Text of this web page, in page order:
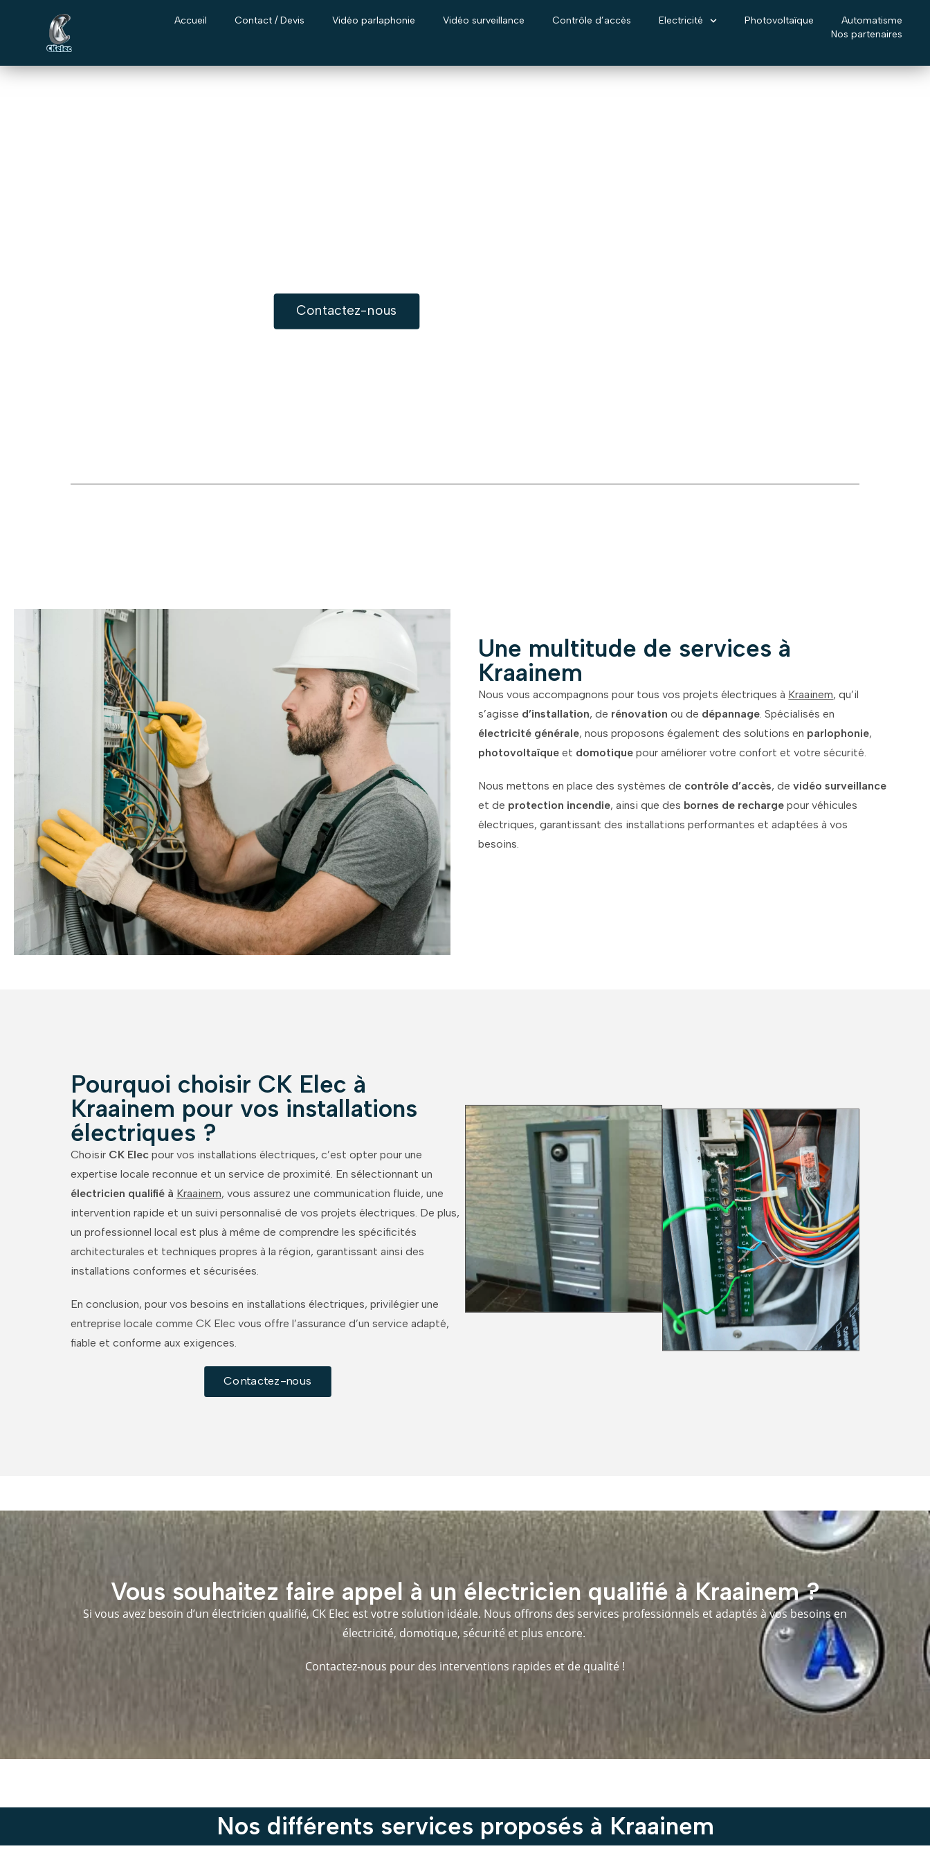
Accueil Contact / Devis Vidéo parlaphonie Vidéo surveillance Contrôle d’accès Electricité Photovoltaïque
Automatisme
Nos partenaires
Contactez-nous
Une multitude de services à
Kraainem
Nous vous accompagnons pour tous vos projets électriques à Kraainem, qu’il
s’agisse d’installation, de rénovationou de dépannage. Spécialisés en
électricité générale, nous proposons également des solutions en parlophonie,
photovoltaïqueet domotiquepour améliorer votre confort et votre sécurité.
Nous mettons en place des systèmes de contrôle d’accès, devidéo surveillance
et de protection incendie, ainsi que des bornes de recharge pour véhicules
électriques, garantissant des installations performantes et adaptées à vos
besoins.
Pourquoi choisir CK Elec à
Kraainem pour vos installations
électriques ?
Choisir CK Elec pour vos installations électriques, c’est opter pour une
expertise locale reconnue et un service de proximité. En sélectionnant un
électricien qualifié à Kraainem, vous assurez une communication fluide, une
intervention rapide et un suivi personnalisé de vos projets électriques. De plus,
un professionnel local est plus à même de comprendre les spécificités
architecturales et techniques propres à la région, garantissant ainsi des
installations conformes et sécurisées.
En conclusion, pour vos besoins en installations électriques, privilégier une
entreprise locale comme CK Elec vous offre l’assurance d’un service adapté,
fiable et conforme aux exigences.
Contactez-nous
Vous souhaitez faire appel à un électricien qualifié à Kraainem ?
Si vous avez besoin d’un électricien qualifié, CK Elec est votre solution idéale. Nous offrons des services professionnels et adaptés à vos besoins en
électricité, domotique, sécurité et plus encore.
Contactez-nous pour des interventions rapides et de qualité !
Nos différents services proposés à Kraainem